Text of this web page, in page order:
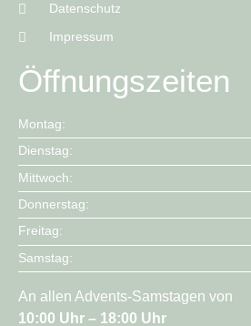
Datenschutz
Impressum
Öffnungszeiten
Montag:
Dienstag:
Mittwoch:
Donnerstag:
Freitag:
Samstag:
An allen Advents-Samstagen von
10:00 Uhr – 18:00 Uhr